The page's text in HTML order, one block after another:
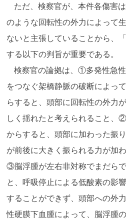
ただ、検察官が、本件各傷害
のような回転性の外力によって
ないと主張していることから、
する以下の判旨が重要である。
検察官の論拠は、①多発性急
をつなぐ架橋静脈の破断によっ
らすると、頭部に回転性の外力
しく揺れたと考えられること、
からすると、頭部に加わった振
が前後に大きく振られる力が加
③脳浮腫が左右非対称でまだら
と、呼吸停止による低酸素の影
することができず、頭部への外
性硬膜下血腫によって、脳浮腫